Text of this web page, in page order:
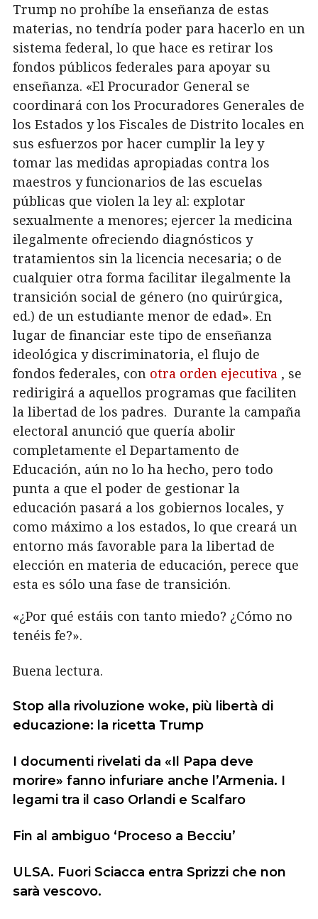
Trump no prohíbe la enseñanza de estas
materias, no tendría poder para hacerlo en un
sistema federal, lo que hace es retirar los
fondos públicos federales para apoyar su
enseñanza. «El Procurador General se
coordinará con los Procuradores Generales de
los Estados y los Fiscales de Distrito locales en
sus esfuerzos por hacer cumplir la ley y
tomar las medidas apropiadas contra los
maestros y funcionarios de las escuelas
públicas que violen la ley al: explotar
sexualmente a menores; ejercer la medicina
ilegalmente ofreciendo diagnósticos y
tratamientos sin la licencia necesaria; o de
cualquier otra forma facilitar ilegalmente la
transición social de género (no quirúrgica,
ed.) de un estudiante menor de edad». En
lugar de financiar este tipo de enseñanza
ideológica y discriminatoria, el flujo de
fondos federales, con otra orden ejecutiva , se
redirigirá a aquellos programas que faciliten
la libertad de los padres. Durante la campaña
electoral anunció que quería abolir
completamente el Departamento de
Educación, aún no lo ha hecho, pero todo
punta a que el poder de gestionar la
educación pasará a los gobiernos locales, y
como máximo a los estados, lo que creará un
entorno más favorable para la libertad de
elección en materia de educación, perece que
esta es sólo una fase de transición.
«¿Por qué estáis con tanto miedo? ¿Cómo no
tenéis fe?».
Buena lectura.
Stop alla rivoluzione woke, più libertà di
educazione: la ricetta Trump
I documenti rivelati da «Il Papa deve
morire» fanno infuriare anche l’Armenia. I
legami tra il caso Orlandi e Scalfaro
Fin al ambiguo ‘Proceso a Becciu’
ULSA. Fuori Sciacca entra Sprizzi che non
sarà vescovo.